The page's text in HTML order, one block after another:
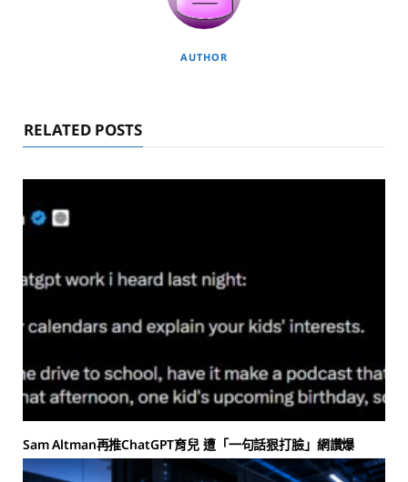
AUTHOR
RELATED POSTS
Sam Altman再推ChatGPT育兒 遭「一句話狠打臉」網讚爆